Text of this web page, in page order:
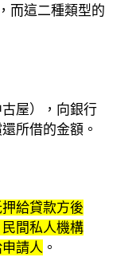
，而這二種類型的
屋），向銀行
所借的金額。
給貸款方後
民間私人機構
請人 。